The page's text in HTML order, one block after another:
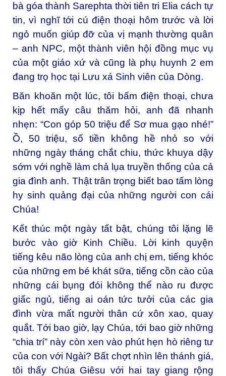
bà góa thành Sarephta thời tiên tri Elia cách tự
tin, vì nghĩ tới cú điện thoại hôm trước và lời
ngỏ muốn giúp đỡ của vị mạnh thường quân
– anh NPC, một thành viên hội đồng mục vụ
của một giáo xứ và cũng là phụ huynh 2 em
đang trọ học tại Lưu xá Sinh viên của Dòng.
Băn khoăn một lúc, tôi bấm điện thoại, chưa
kịp hết mấy câu thăm hỏi, anh đã nhanh
nhẹn: “Con góp 50 triệu để Sơ mua gạo nhé!”
Ồ, 50 triệu, số tiền không hề nhỏ so với
những ngày tháng chắt chiu, thức khuya dậy
sớm với nghề làm chả lụa truyền thống của cả
gia đình anh. Thật trân trọng biết bao tấm lòng
hy sinh quảng đại của những người con cái
Chúa!
Kết thúc một ngày tất bật, chúng tôi lặng lẽ
bước vào giờ Kinh Chiều. Lời kinh quyện
tiếng kêu não lòng của anh chị em, tiếng khóc
của những em bé khát sữa, tiếng cồn cào của
những cái bụng đói không thể nào ru được
giấc ngủ, tiếng ai oán tức tưởi của các gia
đình vừa mất người thân cứ xôn xao, quay
quắt. Tới bao giờ, lạy Chúa, tới bao giờ những
“chia trí” này còn xen vào phút hẹn hò riêng tư
của con với Ngài? Bất chợt nhìn lên thánh giá,
tôi thấy Chúa Giêsu với hai tay giang rộng